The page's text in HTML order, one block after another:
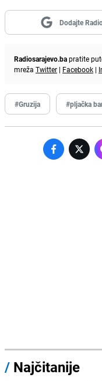
Dodajte
Radiosarajevo.bapratite
mreža Twitter | Facebook |
#Gruzija #pljačka
/ Najčitanije